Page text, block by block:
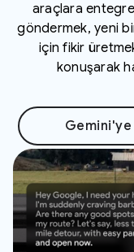
araçlara
göndermek, yeni
için fikir
konuşarak